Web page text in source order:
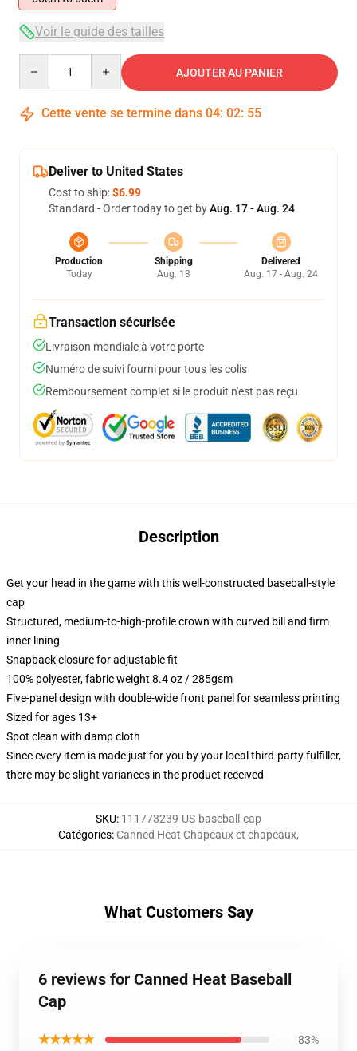
Voir le guide des tailles
AJOUTER AU PANIER
Cette vente se termine dans 04: 02: 54
Deliver to United States
Cost to ship:$6.99
Standard - Order today to get byAug. 17 - Aug. 24
Production
Today
Shipping
Aug. 13
Delivered
Aug. 17 - Aug. 24
Transaction sécurisée
Livraison mondiale à votre porte
Numéro de suivi fourni pour tous les colis
Remboursement complet si le produit n'est pas reçu
Description
Get your head in the game with this well-constructed baseball-style
cap
Structured, medium-to-high-profile crown with curved bill and firm
inner lining
Snapback closure for adjustable fit
100% polyester, fabric weight 8.4 oz / 285gsm
Five-panel design with double-wide front panel for seamless printing
Sized for ages 13+
Spot clean with damp cloth
Since every item is made just for you by your local third-party fulfiller,
there may be slight variances in the product received
SKU: 111773239-US-baseball-cap
Catégories: Canned Heat Chapeaux et chapeaux,
What Customers Say
6 reviews for Canned Heat Baseball
Cap
★★★★★ 83%